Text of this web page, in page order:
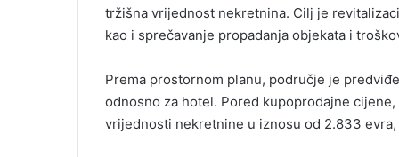
tržišna vrijednost nekretnina. Cilj je
kao i sprečavanje propadanja objekata i
Prema prostornom planu, područje je
odnosno za hotel. Pored kupoprodajne
vrijednosti nekretnine u iznosu od 2.833